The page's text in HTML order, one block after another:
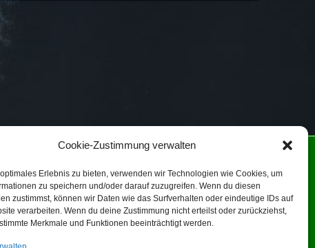
Cookie-Zustimmung verwalten
Erlebnis zu bieten, verwenden wir Technologien wie Cookies, um
zu speichern und/oder darauf zuzugreifen. Wenn du diesen
zustimmst, können wir Daten wie das Surfverhalten oder eindeutige IDs auf
verarbeiten. Wenn du deine Zustimmung nicht erteilst oder zurückziehst,
Merkmale und Funktionen beeinträchtigt werden.
(EU)
ein!